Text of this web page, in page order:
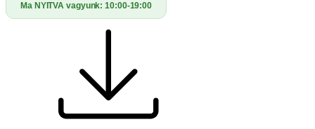
Ma NYITVA vagyunk:10:00-19:00